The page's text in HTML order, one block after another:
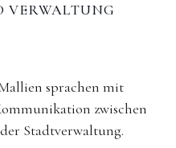
VERWALTUNG
sprachen mit
zwischen
Stadtverwaltung.